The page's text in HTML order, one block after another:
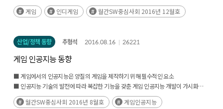
있음
2. 인디게임이 아마추어가 만들고 비상업적이라는 인식을 버려야 하며, 인디게임은
게임 인디게임 월간SW중심사회 2016년 12월호
산업/정책 동향 추형석 2016.08.16 26221
게임 인공지능 동향
■ 게임에서의 인공지능은 양질의 게임을 제작하기 위해 필수적인 요소
■ 인공지능 기술의 발전에 따라 복잡한 기능을 갖춘 게임 인공지능 개발이 가시화
단계에 진입
월간SW중심사회 2016년 8월호 게임인공지능